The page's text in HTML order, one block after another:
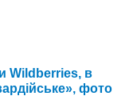
Wildberries, в
фото